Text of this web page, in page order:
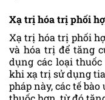
Xạ trị hóa trị phối
Xạ trị hóa trị phối
và hóa trị để tăng
dụng các loại
khi xạ trị sử dụng
pháp này, các tế